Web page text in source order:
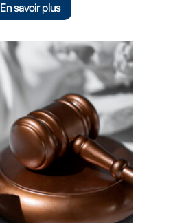
En savoir plus